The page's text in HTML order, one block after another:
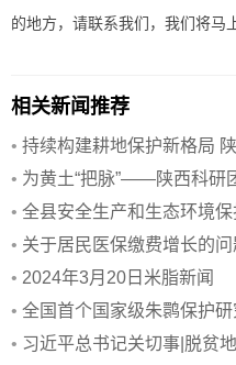
的地方，请联系我们，我们将马
相关新闻推荐
• 持续构建耕地保护新格局
• 为黄土“把脉”——陕西科研
重任
• 全县安全生产和生态环境
• 关于居民医保缴费增长的
• 2024年3月20日米脂新闻
• 全国首个国家级朱鹮保护
• 习近平总书记关切事|脱贫